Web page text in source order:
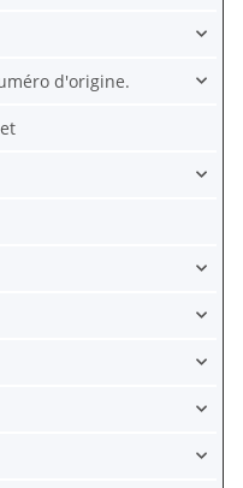
d'origine.